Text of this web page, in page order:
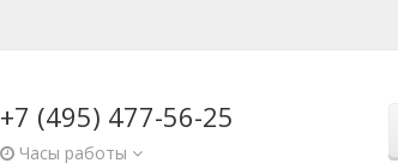
+7 (495) 477-56-25
Часы работы